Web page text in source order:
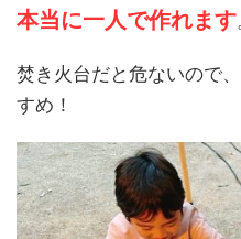
本当に一人で作れます
焚き火台だと危ないので
すめ！